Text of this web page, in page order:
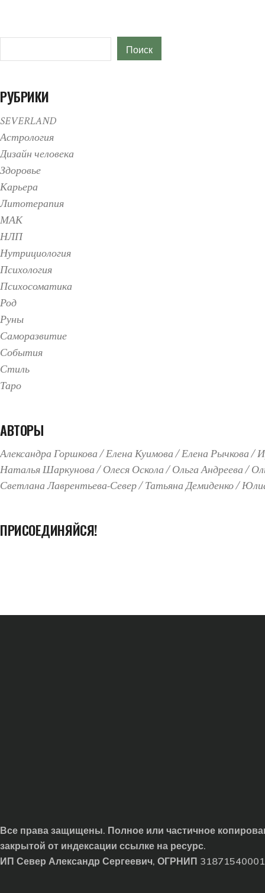
Поиск
РУБРИКИ
SEVERLAND
Астрология
Дизайн человека
Здоровье
Карьера
Литотерапия
МАК
НЛП
Нутрициология
Психология
Психосоматика
Род
Руны
Саморазвитие
События
Стиль
Таро
АВТОРЫ
Александра Горшкова Елена Куимова Елена Рычкова
Наталья Шаркунова
Олеся Оскола Ольга Андреева
Светлана Лаврентьева-Север
Татьяна Демиденко
ПРИСОЕДИНЯЙСЯ!
Все права защищены. Полное или частичное
закрытой от индексации ссылке на ресурс.
ИП Север Александр Сергеевич, ОГРНИП